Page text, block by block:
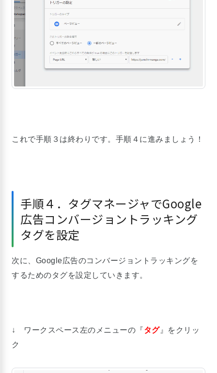
これで手順３は終わりです。手順４に進みましょう！
手順４．タグマネージャでGoogle
広告コンバージョントラッキング
タグを設定
次に、Google広告のコンバージョントラッキングを
するためのタグを設定していきます。
↓ ワークスペース左のメニューの『タグ』をクリッ
ク